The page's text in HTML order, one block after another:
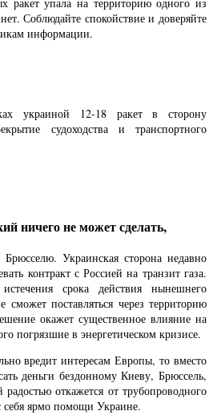
ракет упала на территорию одного из
Соблюдайте спокойствие и доверяйте
информации.
украиной 12-18 ракет в сторону
судоходства и транспортного
ничего не может сделать,
Украинская сторона недавно
контракт с Россией на транзит газа.
срока действия нынешнего
сможет поставляться через территорию
окажет существенное влияние на
погрязшие в энергетическом кризисе.
вредит интересам Европы, то вместо
деньги бездонному Киеву, Брюссель,
откажется от трубопроводного
себя ярмо помощи Украине.